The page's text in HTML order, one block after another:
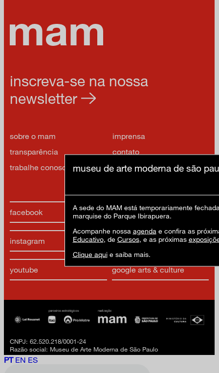
facebook x
instagram linkedIn
youtube google arts & culture
inscreva-se na nossa
newsletter
sobre o mam
imprensa
transparência
contato
trabalhe conosco
política de privacidade e
CNPJ: 62.520.218/0001-24
Razão social: Museu de Arte Moderna de São Paulo
PT EN ES
museu de arte moderna de são
A sede do MAM está temporariamente
marquise do Parque Ibirapuera.
Acompanhe nossa agenda e confira as
Educativo, de Cursos, e as próximas
Clique aquie saiba mais.